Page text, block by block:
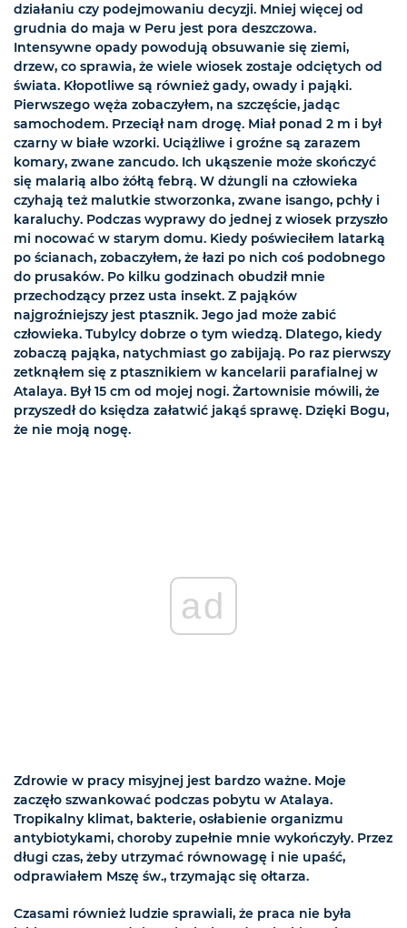
działaniu czy podejmowaniu decyzji. Mniej więcej od
grudnia do maja w Peru jest pora deszczowa.
Intensywne opady powodują obsuwanie się ziemi,
drzew, co sprawia, że wiele wiosek zostaje odciętych od
świata. Kłopotliwe są również gady, owady i pająki.
Pierwszego węża zobaczyłem, na szczęście, jadąc
samochodem. Przeciął nam drogę. Miał ponad 2 m i był
czarny w białe wzorki. Uciążliwe i groźne są zarazem
komary, zwane zancudo. Ich ukąszenie może skończyć
się malarią albo żółtą febrą. W dżungli na człowieka
czyhają też malutkie stworzonka, zwane isango, pchły i
karaluchy. Podczas wyprawy do jednej z wiosek przyszło
mi nocować w starym domu. Kiedy poświeciłem latarką
po ścianach, zobaczyłem, że łazi po nich coś podobnego
do prusaków. Po kilku godzinach obudził mnie
przechodzący przez usta insekt. Z pająków
najgroźniejszy jest ptasznik. Jego jad może zabić
człowieka. Tubylcy dobrze o tym wiedzą. Dlatego, kiedy
zobaczą pająka, natychmiast go zabijają. Po raz pierwszy
zetknąłem się z ptasznikiem w kancelarii parafialnej w
Atalaya. Był 15 cm od mojej nogi. Żartownisie mówili, że
przyszedł do księdza załatwić jakąś sprawę. Dzięki Bogu,
że nie moją nogę.
ad
Zdrowie w pracy misyjnej jest bardzo ważne. Moje
zaczęło szwankować podczas pobytu w Atalaya.
Tropikalny klimat, bakterie, osłabienie organizmu
antybiotykami, choroby zupełnie mnie wykończyły. Przez
długi czas, żeby utrzymać równowagę i nie upaść,
odprawiałem Mszę św., trzymając się ołtarza.
Czasami również ludzie sprawiali, że praca nie była